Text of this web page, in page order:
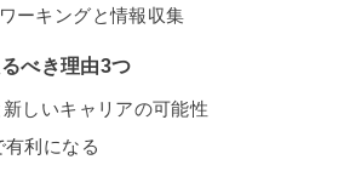
ーキングと情報収集
べき理由3つ
しいキャリアの可能性
有利になる